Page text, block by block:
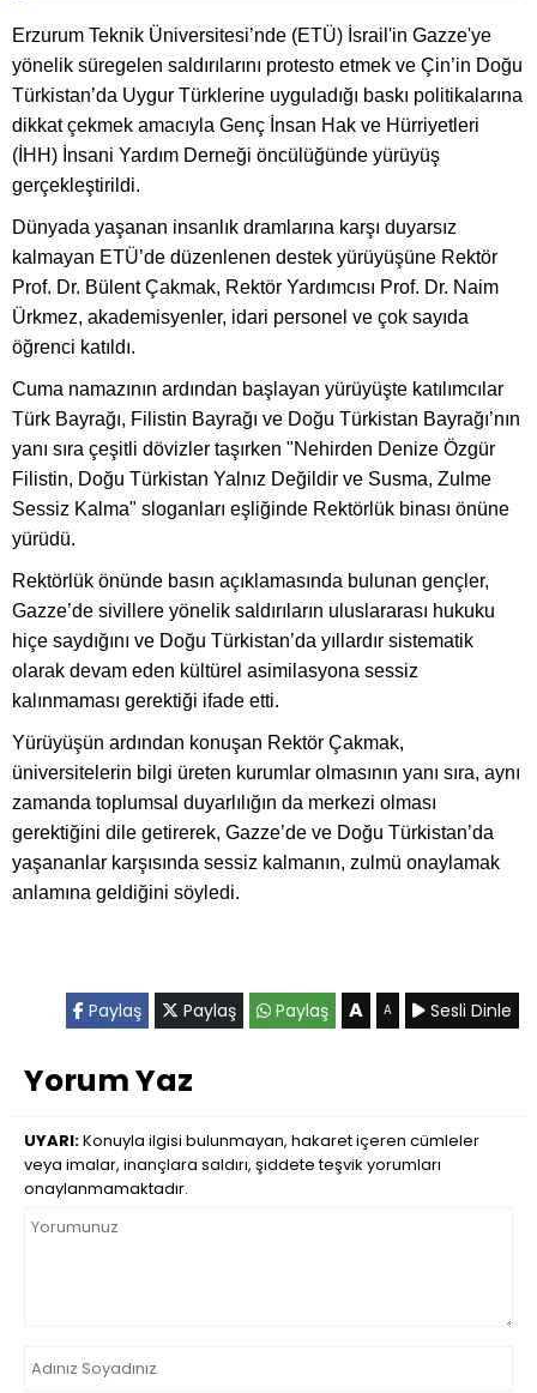
Erzurum Teknik Üniversitesi’nde (ETÜ) İsrail'in Gazze'ye
yönelik süregelen saldırılarını protesto etmek ve Çin’in Doğu
Türkistan’da Uygur Türklerine uyguladığı baskı politikalarına
dikkat çekmek amacıyla Genç İnsan Hak ve Hürriyetleri
(İHH) İnsani Yardım Derneği öncülüğünde yürüyüş
gerçekleştirildi.
Dünyada yaşanan insanlık dramlarına karşı duyarsız
kalmayan ETÜ’de düzenlenen destek yürüyüşüne Rektör
Prof. Dr. Bülent Çakmak, Rektör Yardımcısı Prof. Dr. Naim
Ürkmez, akademisyenler, idari personel ve çok sayıda
öğrenci katıldı.
Cuma namazının ardından başlayan yürüyüşte katılımcılar
Türk Bayrağı, Filistin Bayrağı ve Doğu Türkistan Bayrağı’nın
yanı sıra çeşitli dövizler taşırken "Nehirden Denize Özgür
Filistin, Doğu Türkistan Yalnız Değildir ve Susma, Zulme
Sessiz Kalma" sloganları eşliğinde Rektörlük binası önüne
yürüdü.
Rektörlük önünde basın açıklamasında bulunan gençler,
Gazze’de sivillere yönelik saldırıların uluslararası hukuku
hiçe saydığını ve Doğu Türkistan’da yıllardır sistematik
olarak devam eden kültürel asimilasyona sessiz
kalınmaması gerektiği ifade etti.
Yürüyüşün ardından konuşan Rektör Çakmak,
üniversitelerin bilgi üreten kurumlar olmasının yanı sıra, aynı
zamanda toplumsal duyarlılığın da merkezi olması
gerektiğini dile getirerek, Gazze’de ve Doğu Türkistan’da
yaşananlar karşısında sessiz kalmanın, zulmü onaylamak
anlamına geldiğini söyledi.
Paylaş Paylaş Paylaş A A Sesli Dinle
Yorum Yaz
UYARI:Konuyla ilgisi bulunmayan, hakaret içeren cümleler
veya imalar, inançlara saldırı, şiddete teşvik yorumları
onaylanmamaktadır.